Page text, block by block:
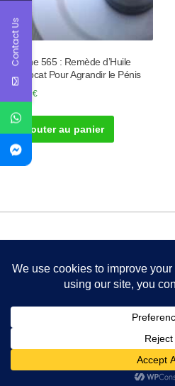
Tisane 565 : Remède d’Huile
d’Avocat Pour Agrandir le Pénis
30.00€
Ajouter au panier
Contact Us